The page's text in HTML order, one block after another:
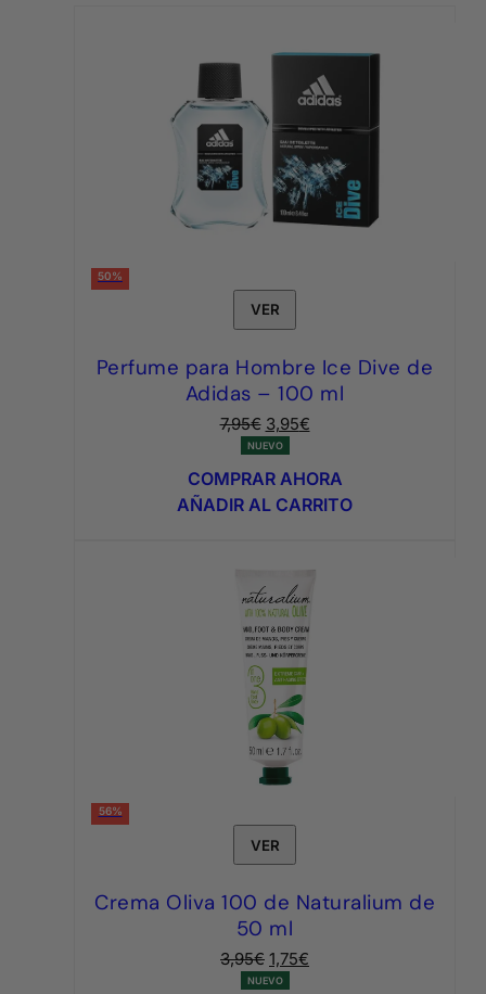
50%
VER
Perfume para Hombre Ice Dive de
Adidas – 100 ml
7,95€ El
precio
original
era:
3,95€El
actual
es:
NUEVO
COMPRAR AHORA
AÑADIR AL CARRITO
56%
VER
Crema Oliva 100 de Naturalium de
50 ml
3,95€ El
precio
1,75€
NUEVO